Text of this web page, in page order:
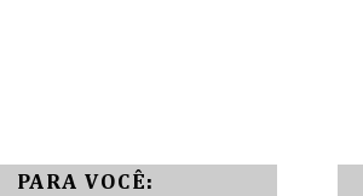
PARA VOCÊ: